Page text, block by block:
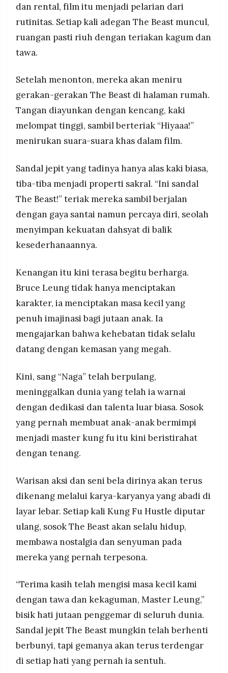
dan rental, film itu menjadi pelarian dari
rutinitas. Setiap kali adegan The Beast muncul,
ruangan pasti riuh dengan teriakan kagum dan
tawa.
Setelah menonton, mereka akan meniru
gerakan-gerakan The Beast di halaman rumah.
Tangan diayunkan dengan kencang, kaki
melompat tinggi, sambil berteriak “Hiyaaa!”
menirukan suara-suara khas dalam film.
Sandal jepit yang tadinya hanya alas kaki biasa,
tiba-tiba menjadi properti sakral. “Ini sandal
The Beast!” teriak mereka sambil berjalan
dengan gaya santai namun percaya diri, seolah
menyimpan kekuatan dahsyat di balik
kesederhanaannya.
Kenangan itu kini terasa begitu berharga.
Bruce Leung tidak hanya menciptakan
karakter, ia menciptakan masa kecil yang
penuh imajinasi bagi jutaan anak. Ia
mengajarkan bahwa kehebatan tidak selalu
datang dengan kemasan yang megah.
Kini, sang “Naga” telah berpulang,
meninggalkan dunia yang telah ia warnai
dengan dedikasi dan talenta luar biasa. Sosok
yang pernah membuat anak-anak bermimpi
menjadi master kung fu itu kini beristirahat
dengan tenang.
Warisan aksi dan seni bela dirinya akan terus
dikenang melalui karya-karyanya yang abadi di
layar lebar. Setiap kali Kung Fu Hustle diputar
ulang, sosok The Beast akan selalu hidup,
membawa nostalgia dan senyuman pada
mereka yang pernah terpesona.
“Terima kasih telah mengisi masa kecil kami
dengan tawa dan kekaguman, Master Leung,”
bisik hati jutaan penggemar di seluruh dunia.
Sandal jepit The Beast mungkin telah berhenti
berbunyi, tapi gemanya akan terus terdengar
di setiap hati yang pernah ia sentuh.